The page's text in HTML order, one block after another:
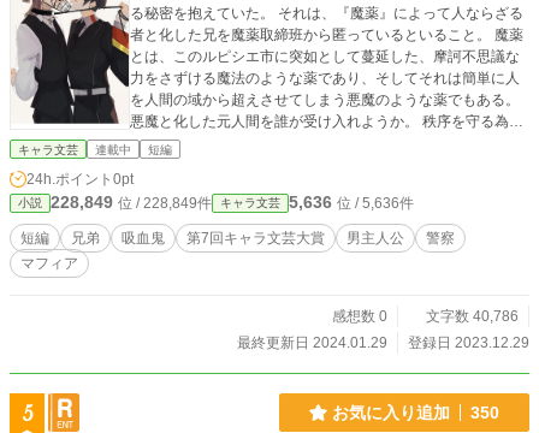
る秘密を抱えていた。 それは、『魔薬』によって人ならざる
者と化した兄を魔薬取締班から匿っているといること。 魔薬
とは、このルピシエ市に突如として蔓延した、摩訶不思議な
力をさずける魔法のような薬であり、そしてそれは簡単に人
を人間の域から超えさせてしまう悪魔のような薬でもある。
悪魔と化した元人間を誰が受け入れようか。 秩序を守る為に
その悪魔達は、『魔薬を使用した』ただ一つの罪を理由に断
にも、その足音は近づいている…。
キャラ文芸 連載中 短編
24h.ポイント 0pt
小説 228,849 位 / 228,849件 キャラ文芸 5,636 位 / 5,636件
短編 兄弟 吸血鬼 第7回キャラ文芸大賞 男主人公
警察
マフィア
感想数 0
文字数 40,786
最終更新日 2024.01.29
登録日 2023.12.29
5 お気に入り追加 350